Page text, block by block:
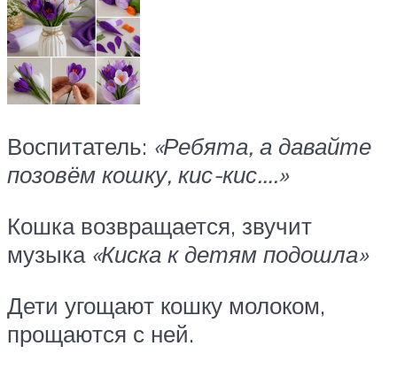
Воспитатель: «Ребята, а давайте
позовём кошку, кис-кис….»
Кошка возвращается, звучит
музыка «Киска к детям подошла»
Дети угощают кошку молоком,
прощаются с ней.